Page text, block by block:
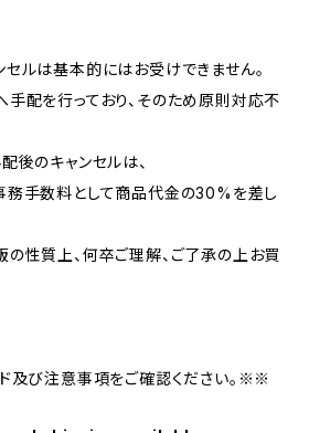
ルは基本的にはお受けできません。
配を行っており、そのため原則対応不
後のキャンセルは、
務手数料として商品代金の30%を差し
性質上、何卒ご理解、ご了承の上お買
び注意事項をご確認ください。※※